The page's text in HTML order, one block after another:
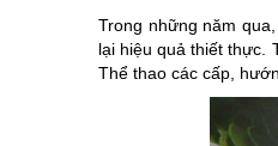
Trong những năm
lại hiệu quả thiết thực.
Thể thao các cấp,